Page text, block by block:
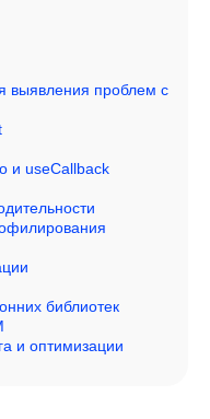
выявления проблем с
и useCallback
библиотек
и оптимизации